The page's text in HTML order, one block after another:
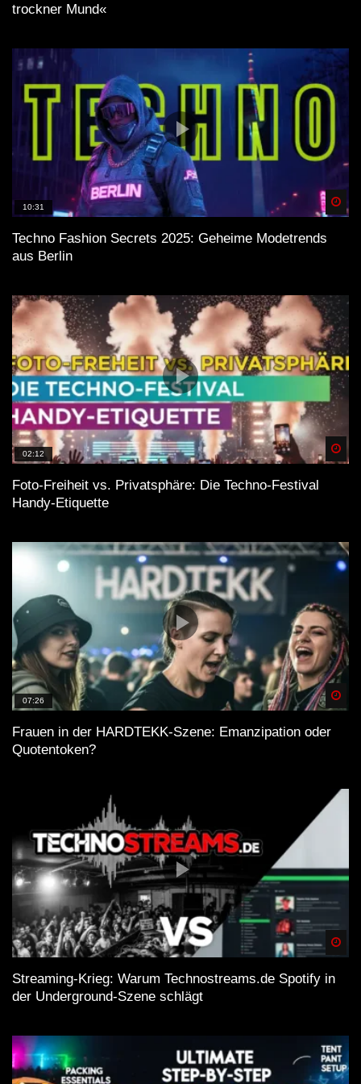
trockner Mund«
10:31
Techno Fashion Secrets 2025: Geheime Modetrends
aus Berlin
02:12
Foto-Freiheit vs. Privatsphäre: Die Techno-Festival
Handy-Etiquette
07:26
Frauen in der HARDTEKK-Szene: Emanzipation oder
Quotentoken?
Streaming-Krieg: Warum Technostreams.de Spotify in
der Underground-Szene schlägt